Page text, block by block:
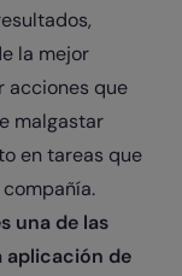
la mejor
acciones que
malgastar
en tareas que
una de las
aplicación de